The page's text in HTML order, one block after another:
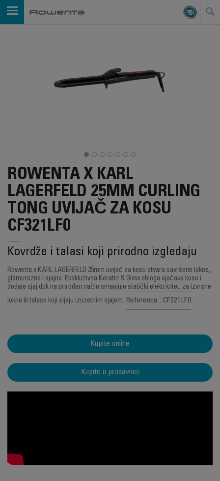
ROWENTA X KARL
LAGERFELD 25MM CURLING
TONG UVIJAČ ZA KOSU
CF321LF0
Kovrdže i talasi koji prirodno izgledaju
Rowenta x KARL LAGERFELD 25mm uvijač za kosu stvara savršene lokne,
glamurozne i sjajne. Ekskluzivna Keratin & Glow obloga ojačava kosu i
dodaje sjaj dok na prirodan način smanjuje statički elektricitet, za izvrsne
lokne ili talase koji sijaju izuzetnim sjajem. Referenca : CF321LF0
Kupite online
Kupite u prodavnici